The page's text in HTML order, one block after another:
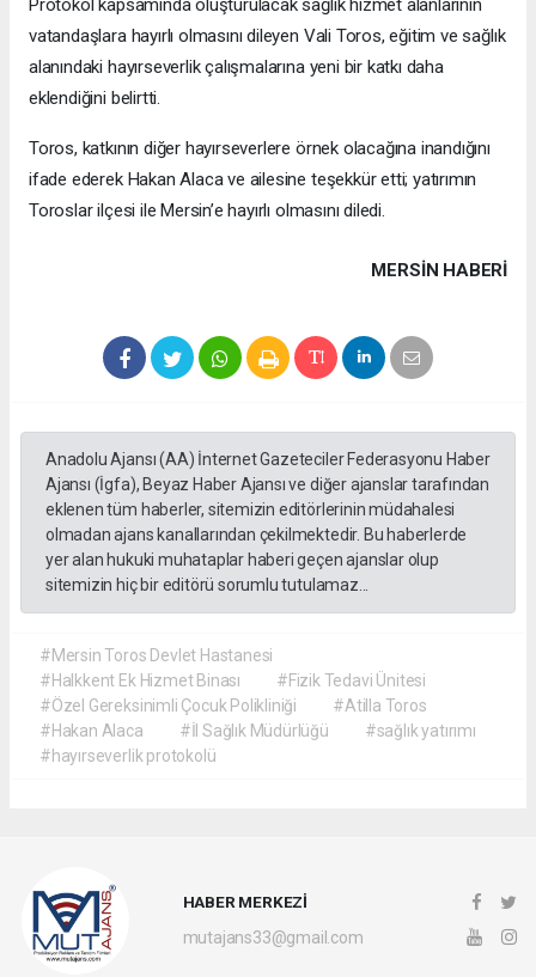
Protokol kapsamında oluşturulacak sağlık hizmet alanlarının
vatandaşlara hayırlı olmasını dileyen Vali Toros, eğitim ve sağlık
alanındaki hayırseverlik çalışmalarına yeni bir katkı daha
eklendiğini belirtti.
Toros, katkının diğer hayırseverlere örnek olacağına inandığını
ifade ederek Hakan Alaca ve ailesine teşekkür etti; yatırımın
Toroslar ilçesi ile Mersin’e hayırlı olmasını diledi.
MERSIN HABERİ
Anadolu Ajansı (AA) İnternet Gazeteciler Federasyonu Haber
Ajansı (İgfa), Beyaz Haber Ajansı ve diğer ajanslar tarafından
eklenen tüm haberler, sitemizin editörlerinin müdahalesi
olmadan ajans kanallarından çekilmektedir. Bu haberlerde
yer alan hukuki muhataplar haberi geçen ajanslar olup
sitemizin hiç bir editörü sorumlu tutulamaz...
#Mersin Toros Devlet Hastanesi
#Halkkent Ek Hizmet Binası
#Fizik Tedavi Ünitesi
#Özel Gereksinimli Çocuk Polikliniği
#Atilla Toros
#Hakan Alaca
#İl Sağlık Müdürlüğü
#sağlık yatırımı
#hayırseverlik protokolü
HABER MERKEZİ
mutajans33@gmail.com